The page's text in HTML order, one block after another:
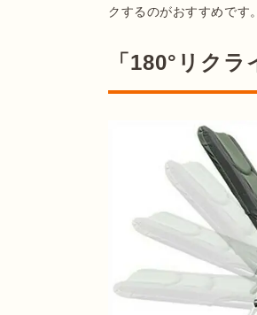
クするのがおすすめです。
「180°リク